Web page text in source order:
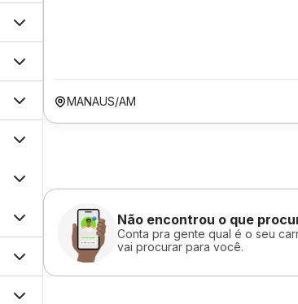
MANAUS/AM
Não encontrou o que
Conta pra gente qual é o seu
vai procurar para você.